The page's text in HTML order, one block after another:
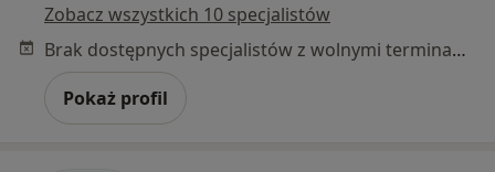
Zobacz wszystkich 10 specjalistów
Brak dostępnych specjalistów z wolnymi terminami w tym centrum medycznym.
Pokaż profil